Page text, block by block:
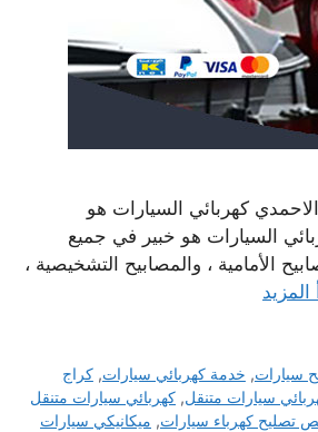
كهربائي السيارات هو
السيارات هو خبير في جميع
الأمامية ، والمصابيح التشخيصية ،
المزيد
سيارات, خدمة كهربائي سيارات,كراج
سيارات متنقل, كهربائي سيارات متنقل
تصليح كهرباء سيارات, ميكانيكي سيارات